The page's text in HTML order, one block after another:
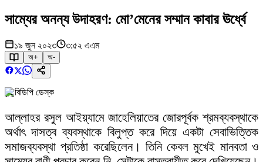
সাম্যের অনন্য উদাহরণ: মো’মেনের সম্মান কাবার ঊর্ধ্বে
১৯ জুন ২০২৩ ৩:৫২ এএম
অ+ অ-
বিডিপি ডেস্ক
আল্লাহর রসুল আইয়্যামে জাহেলিয়াতের জোরপূর্বক শ্রমব্যবস্থাকে
অর্থাৎ দাসত্ব ব্যবস্থাকে বিলুপ্ত করে দিয়ে একটা সেবাভিত্তিক
সমাজব্যবস্থা প্রতিষ্ঠা করেছিলেন। তিনি কেবল মুখেই মানবতা ও